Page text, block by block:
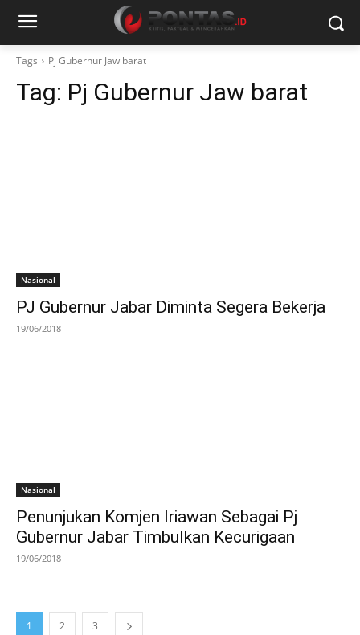
Tags Pj Gubernur Jaw barat
Tag: Pj Gubernur Jaw barat
Nasional
PJ Gubernur Jabar Diminta Segera Bekerja
19/06/2018
Nasional
Penunjukan Komjen Iriawan Sebagai Pj
Gubernur Jabar Timbulkan Kecurigaan
19/06/2018
1 2 3